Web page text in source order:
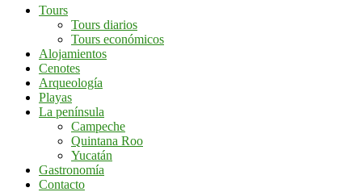
Mochileros
Yucatán
Yucatán
Tours
Tours diarios
Tours económicos
Alojamientos
Cenotes
Arqueología
Playas
La península
Campeche
Quintana Roo
Yucatán
Gastronomía
Contacto